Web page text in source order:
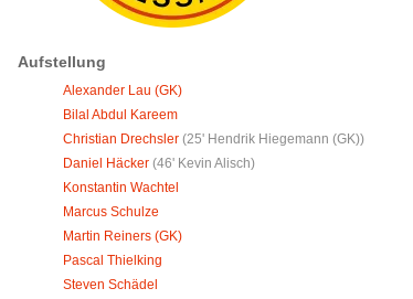
Aufstellung
Alexander Lau (GK)
Bilal Abdul Kareem
Christian Drechsler (25' Hendrik Hiegemann (GK))
Daniel Häcker (46' Kevin Alisch)
Konstantin Wachtel
Marcus Schulze
Martin Reiners (GK)
Pascal Thielking
Steven Schädel